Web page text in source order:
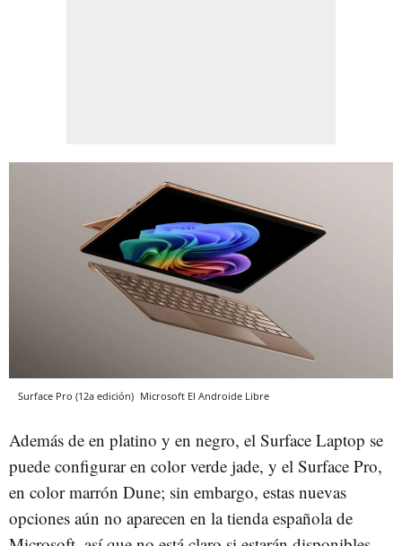
Surface Pro (12a edición) Microsoft El Androide Libre
Además de en platino y en negro, el Surface Laptop se
puede configurar en color verde jade, y el Surface Pro,
en color marrón Dune; sin embargo, estas nuevas
opciones aún no aparecen en la tienda española de